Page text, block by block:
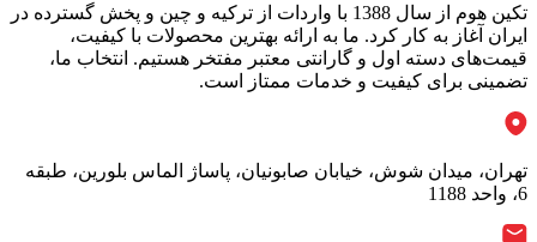
تکین هوم از سال 1388 با واردات از ترکیه و چین و پخش گسترده در
ایران آغاز به کار کرد. ما به ارائه بهترین محصولات با کیفیت،
قیمت‌های دسته اول و گارانتی معتبر مفتخر هستیم. انتخاب ما،
تضمینی برای کیفیت و خدمات ممتاز است.
تهران، میدان شوش، خیابان صابونیان، پاساژ الماس بلورین، طبقه
6، واحد 1188